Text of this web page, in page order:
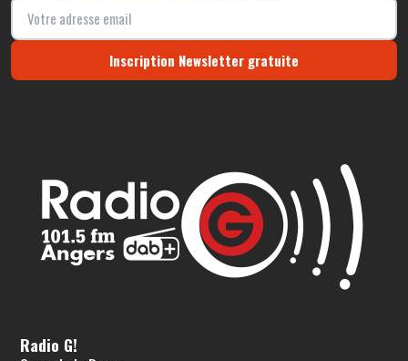
Inscription Newsletter gratuite
Radio G!